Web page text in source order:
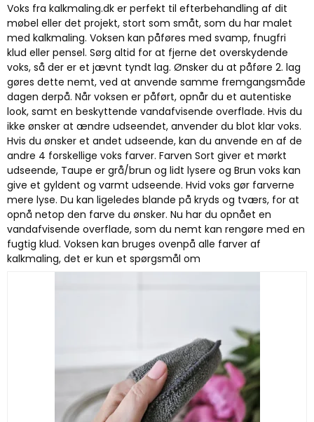
Voks fra kalkmaling.dk er perfekt til efterbehandling af dit
møbel eller det projekt, stort som småt, som du har malet
med kalkmaling. Voksen kan påføres med svamp, fnugfri
klud eller pensel. Sørg altid for at fjerne det overskydende
voks, så der er et jævnt tyndt lag. Ønsker du at påføre 2. lag
gøres dette nemt, ved at anvende samme fremgangsmåde
dagen derpå. Når voksen er påført, opnår du et autentiske
look, samt en beskyttende vandafvisende overflade. Hvis du
ikke ønsker at ændre udseendet, anvender du blot klar voks.
Hvis du ønsker et andet udseende, kan du anvende en af de
andre 4 forskellige voks farver. Farven Sort giver et mørkt
udseende, Taupe er grå/brun og lidt lysere og Brun voks kan
give et gyldent og varmt udseende. Hvid voks gør farverne
mere lyse. Du kan ligeledes blande på kryds og tværs, for at
opnå netop den farve du ønsker. Nu har du opnået en
vandafvisende overflade, som du nemt kan rengøre med en
fugtig klud. Voksen kan bruges ovenpå alle farver af
kalkmaling, det er kun et spørgsmål om